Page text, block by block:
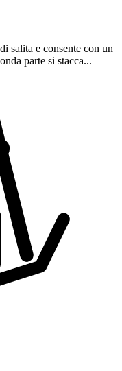
salita e consente con un
parte si stacca...